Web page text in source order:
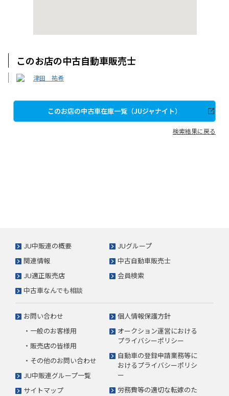
このお店の中古自動車販売士
津田 祐希
このお店の中古車在庫一覧（JUジャナイト）
検索結果に戻る
JU中販連の概要
JUグループ
関連情報
中古自動車販売士
JU適正販売店
会員検索
中古車なんでも相談
お問い合わせ
・一般のお客様用
・販売店の皆様用
・その他のお問い合わせ
JU中販連グループ一覧
サイトマップ
個人情報保護方針
オークション運営における
プライバシーポリシー
自動車の登録申請業務等に
おけるプライバシーポリシ
ー
労務費等の適切な転嫁のた